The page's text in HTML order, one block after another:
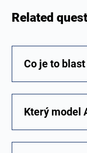
Related
Co je to
Který model